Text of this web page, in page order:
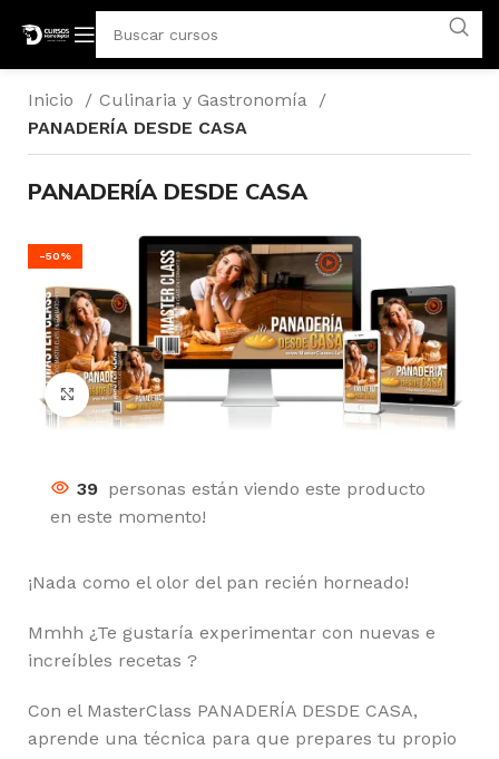
Inicio
Culinaria y Gastronomía
PANADERÍA DESDE CASA
PANADERÍA DESDE CASA
-50%
Click para agrandar
39 personas están viendo este producto
en este momento!
¡Nada como el olor del pan recién horneado!
Mmhh ¿Te gustaría experimentar con nuevas e
increíbles recetas ?
Con el MasterClass PANADERÍA DESDE CASA,
aprende una técnica para que prepares tu propio